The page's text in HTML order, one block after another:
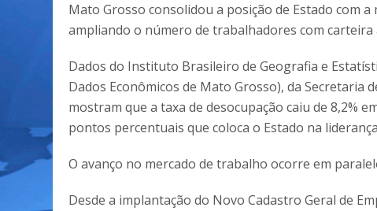
Mato Grosso consolidou a posição de Estado com
ampliando o número de trabalhadores com carteira
Dados do Instituto Brasileiro de Geografia e
Dados Econômicos de Mato Grosso), da Secretaria
mostram que a taxa de desocupação caiu de 8,2%
pontos percentuais que coloca o Estado na
O avanço no mercado de trabalho ocorre em
Desde a implantação do Novo Cadastro Geral de